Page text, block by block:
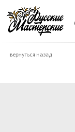
вернуться назад